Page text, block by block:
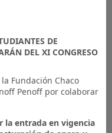
DE
DEL XI CONGRESO
Fundación Chaco
Penoff por colaborar
la entrada en vigencia